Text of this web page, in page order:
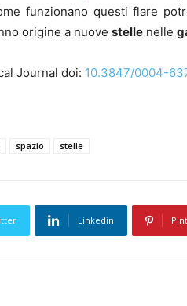
funzionano questi flare
origine a nuove stelle nelle
Journal doi: 10.3847/0004-
spazio stelle
Linkedin